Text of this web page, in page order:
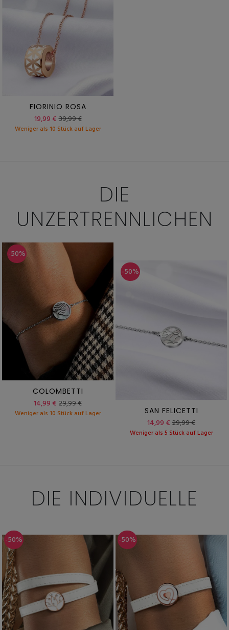
FIORINIO ROSA
19,99 €39,99 €
Weniger als 10 Stück auf Lager
DIE
UNZERTRENNLICHEN
-50%
COLOMBETTI
14,99 € 29,99 €
Weniger als 10 Stück auf Lager
-50%
SAN FELICETTI
14,99 € 29,99 €
Weniger als 5 Stück auf Lager
DIE INDIVIDUELLE
-50% -50%